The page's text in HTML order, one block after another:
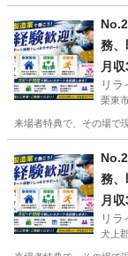
務
む
部
月
リラ
栗東
来場者特典で、その場で
務
む
部
月
リラ
犬上